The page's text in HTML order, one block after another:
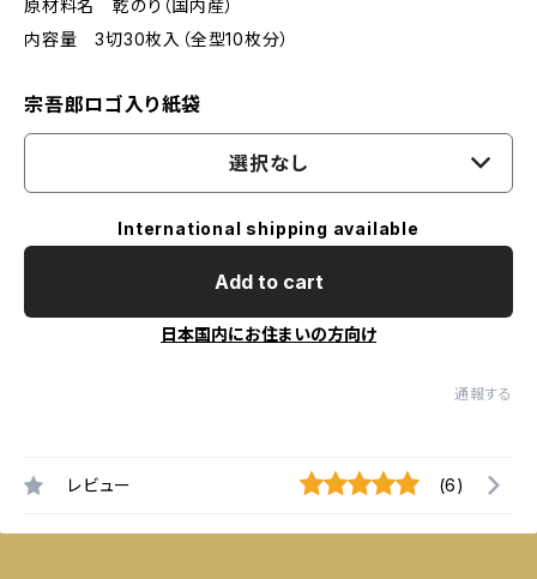
原材料名 乾のり（国内産）
内容量 3切30枚入（全型10枚分）
宗吾郎ロゴ入り紙袋
選択なし
International shipping available
Add to cart
日本国内にお住まいの方向け
通報する
レビュー (6)